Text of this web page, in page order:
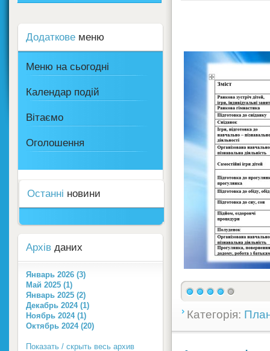
Категорія:
Додаткове меню
Меню на сьогодні
Календар подій
Вітаємо
Оголошення
Останні новини
Архів даних
Январь 2026 (3)
Май 2025 (1)
Январь 2025 (2)
Декабрь 2024 (1)
Ноябрь 2024 (1)
Октябрь 2024 (20)
Показать / скрыть весь архив